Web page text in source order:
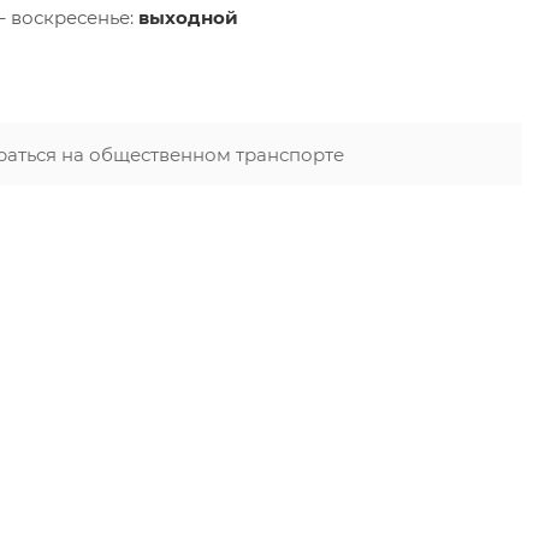
воскресенье: выходной
на общественном транспорте